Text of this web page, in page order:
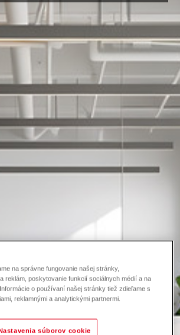
na správne fungovanie našej stránky,
reklám, poskytovanie funkcií sociálnych médií a na
o používaní našej stránky tiež zdieľame s
reklamnými a analytickými partnermi.
súborov cookie